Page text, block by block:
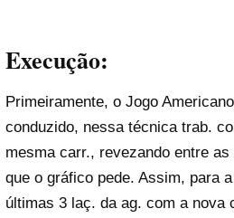
Execução:
Primeiramente, o Jogo
conduzido, nessa técnica trab.
mesma carr., revezando entre
que o gráfico pede. Assim, para
últimas 3 laç. da ag. com a nova